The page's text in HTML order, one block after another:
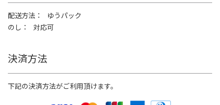
配送方法
ゆうパック
のし
対応可
決済方法
下記の決済方法がご利用頂けます。